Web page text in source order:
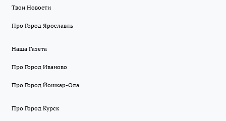
Твои Новости
Про Город Ярославль
Наша Газета
Про Город Иваново
Про Город Йошкар-Ола
Про Город Курск